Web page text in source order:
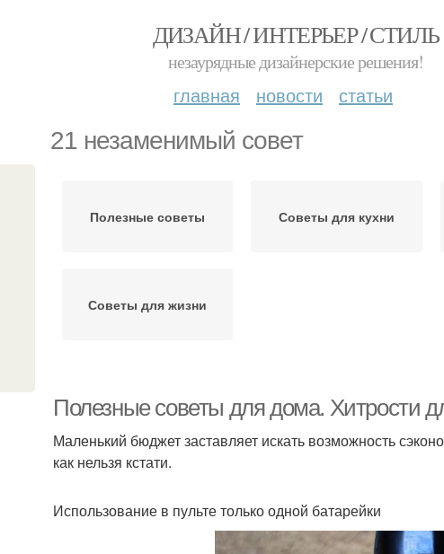
ДИЗАЙН / ИНТЕРЬЕР / СТИЛЬ
незаурядные дизайнерские решения!
главная новости статьи
21 незаменимый совет
Полезные советы Советы для кухни
Советы для жизни
Полезные советы для дома. Хитрости
Маленький бюджет заставляет искать возможность
как нельзя кстати.
Использование в пульте только одной батарейки